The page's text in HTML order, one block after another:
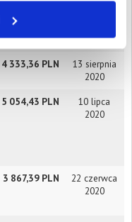
4 997,29 PLN
4 333,36 PLN
13 sierpnia
2020
5 054,43 PLN
10 lipca
2020
3 867,39 PLN
22 czerwca
2020